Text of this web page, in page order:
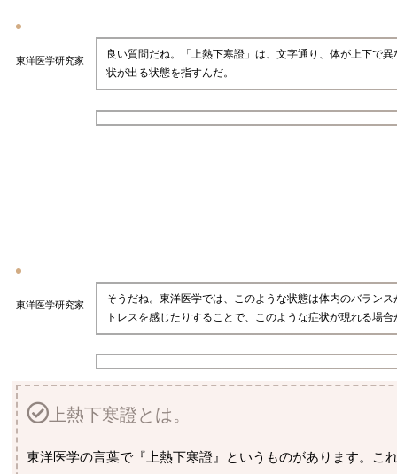
東洋医学研究家
良い質問だね。「上熱下寒證」は、文字通り、体が上下で
状が出る状態を指すんだ。
東洋医学研究家
そうだね。東洋医学では、このような状態は体内のバラン
トレスを感じたりすることで、このような症状が現れる場
上熱下寒證とは。
東洋医学の言葉で『上熱下寒證』というものがあります。こ